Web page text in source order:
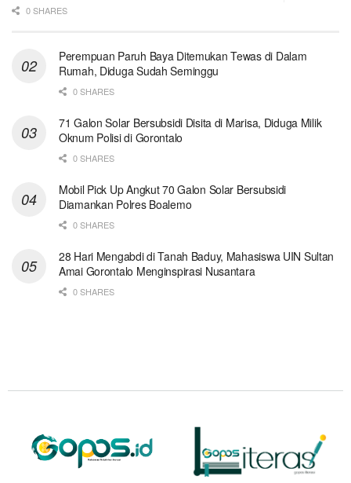
0 SHARES
Perempuan Paruh Baya Ditemukan Tewas di Dalam
Rumah, Diduga Sudah Seminggu
0 SHARES
71 Galon Solar Bersubsidi Disita di Marisa, Diduga Milik
Oknum Polisi di Gorontalo
0 SHARES
Mobil Pick Up Angkut 70 Galon Solar Bersubsidi
Diamankan Polres Boalemo
0 SHARES
28 Hari Mengabdi di Tanah Baduy, Mahasiswa UIN Sultan
Amai Gorontalo Menginspirasi Nusantara
0 SHARES